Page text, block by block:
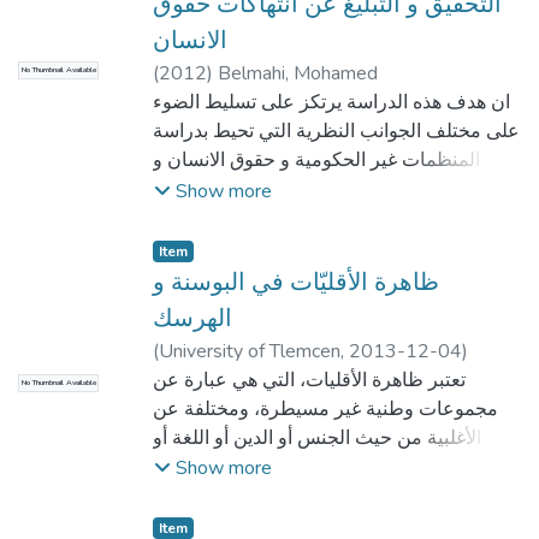
No Thumbnail Available
الانسان
(2012) Belmahi, Mohamed
ان هدف هذه الدراسة يرتكز على تسليط الضوء
على مختلف الجوانب النظرية التي تحيط بدراسة
المنظمات غير الحكومية و حقوق الانسان و
تطوراته.بالاضافة الى تبيان دور هذه المنظمات
الانسان، من خلال ابراز ادوات التاثير التي
تستعملها في توجيه الحكومات للكف عن هذه
الانتهاكات، و التي يسمح بها المجتمع الدولي من
خلال قواعده التنظيمية داخل المنظمات التبي
تمثله.و تحديد موقف القانون الدولي الحالي من
مسالة تدخل المنظمات الدولية غير الحكومية
من اجل التحقيق و التبليغ عن الانتهاكات
الصارخة لحقوق الانسان من قبل حكومات
الدول.و هو ما تعتبره بعض الحكومات عبارة عن
Show more
No Thumbnail Available
Item
ظاهرة الأقليّات في البوسنة و
الهرسك
(University of Tlemcen, 2013-12-04)
Douzi, Walid
تعتبر ظاهرة الأقليات، التي هي عبارة عن
مجموعات وطنية غير مسيطرة، ومختلفة عن
الأغلبية من حيث الجنس أو الدين أو اللغة أو
الثقافة، مع إدراك كلا الطرفين بذلك الاختلاف.
بأهمية خاصة من قِبل العديد من الباحثين منذ
Show more
Item